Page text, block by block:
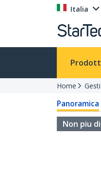
Italia
Home
Panoramica
Non piu